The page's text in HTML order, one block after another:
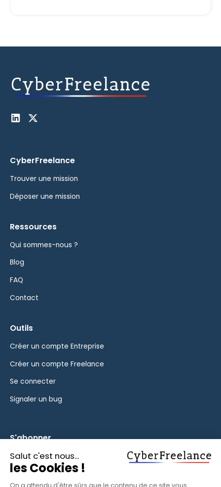
CyberFreelance
Trouver une mission
Déposer une mission
Ressources
Qui sommes-nous ?
Blog
FAQ
Contact
Outils
Créer un compte Entreprise
Créer un compte Freelance
Se connecter
Signaler un bug
S'abonner
Inscrivez-vous à notre newsletter pour rester informé des
fonctionnalités et des nouveautés.
S'ABONNER